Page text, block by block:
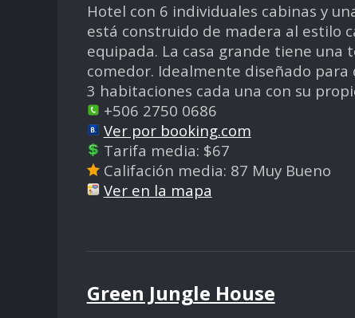
Hotel con 6 individuales cabinas y
está construido de madera al estilo
equipada. La casa grande tiene una
comedor. Idealmente diseñado para
3 habitaciones cada una con su
+506 2750 0686
Ver por booking.com
Tarifa media: $67
Califación media: 87 Muy Bueno
Ver en la mapa
Green Jungle House